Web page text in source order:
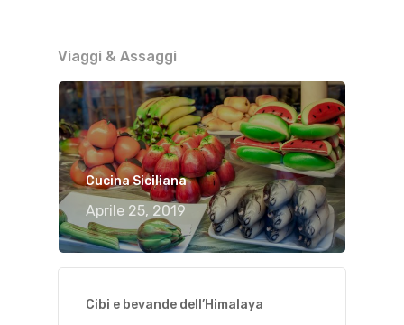
Viaggi & Assaggi
Cucina Siciliana
Aprile 25, 2019
Cibi e bevande dell’Himalaya